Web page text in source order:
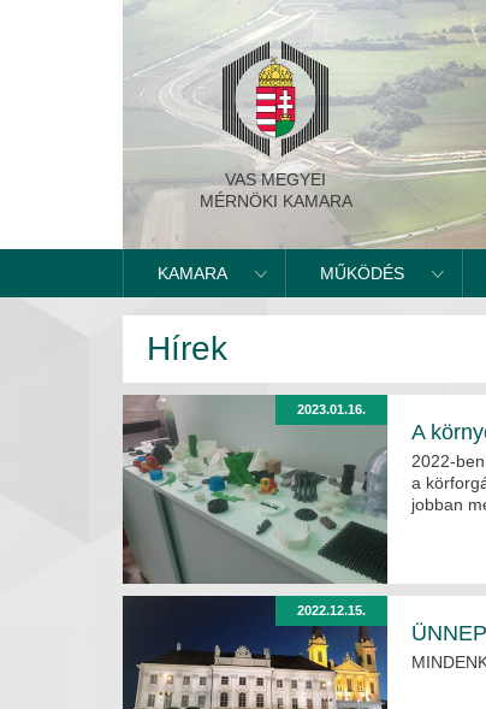
VAS MEGYEI
MÉRNÖKI KAMARA
KAMARA MŰKÖDÉS
Hírek
2023.01.16.
A
2022-
a
jobban
2022.12.15.